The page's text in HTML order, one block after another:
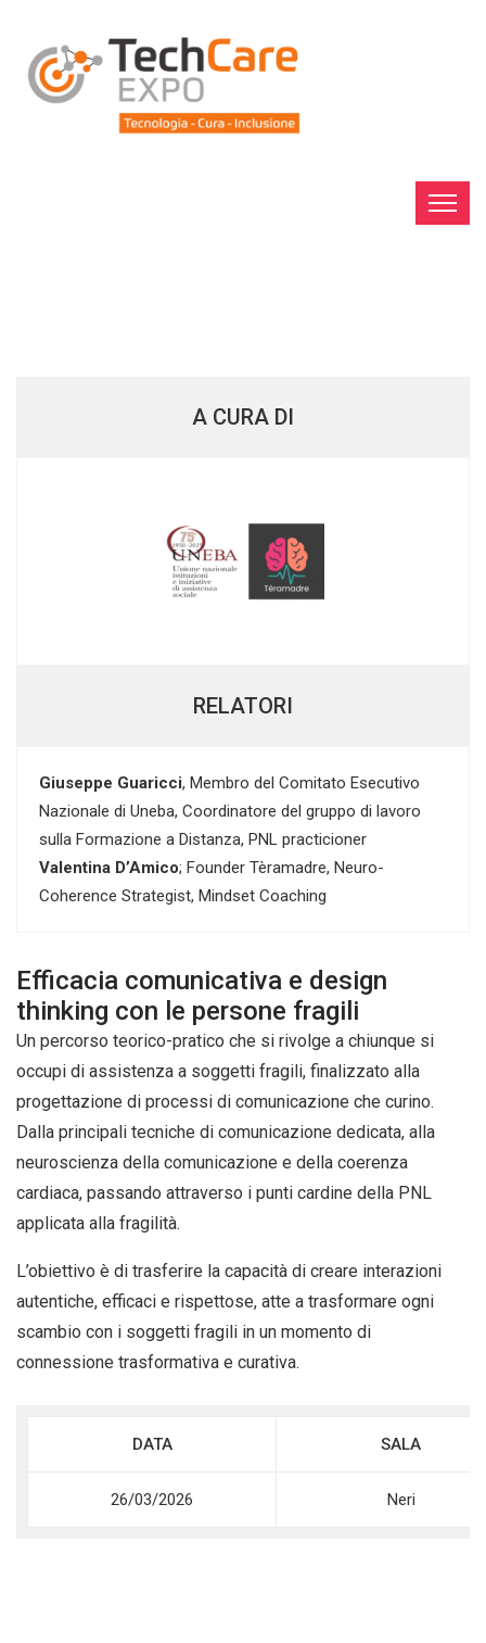
A CURA DI
RELATORI
Giuseppe Guaricci, Membro del Comitato Esecutivo
Nazionale di Uneba, Coordinatore del gruppo di lavoro
sulla Formazione a Distanza, PNL practicioner
Valentina D’Amico; Founder Tèramadre, Neuro-
Coherence Strategist, Mindset Coaching
Efficacia comunicativa e design
thinking con le persone fragili
Un percorso teorico-pratico che si rivolge a chiunque si
occupi di assistenza a soggetti fragili, finalizzato alla
progettazione di processi di comunicazione che curino.
Dalla principali tecniche di comunicazione dedicata, alla
neuroscienza della comunicazione e della coerenza
cardiaca, passando attraverso i punti cardine della PNL
applicata alla fragilità.
L’obiettivo è di trasferire la capacità di creare interazioni
autentiche, efficaci e rispettose, atte a trasformare ogni
scambio con i soggetti fragili in un momento di
connessione trasformativa e curativa.
DATA SALA
26/03/2026 Neri